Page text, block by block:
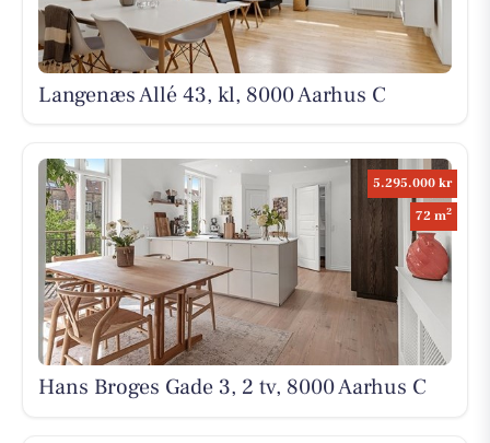
Langenæs Allé 43, kl, 8000 Aarhus C
5.295.000 kr
72 m2
Hans Broges Gade 3, 2 tv, 8000 Aarhus C